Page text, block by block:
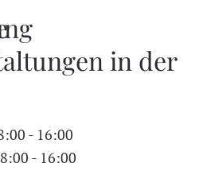
in der
- 16:00
- 16:00